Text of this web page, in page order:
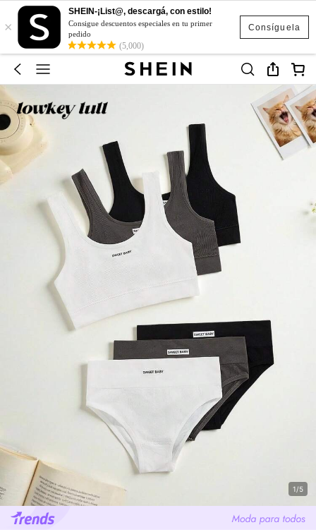
Consíguela
×
SHEIN-¡List@, descargá, con estilo!
Consigue descuentos especiales en tu primer
pedido
(5,000)
1/5